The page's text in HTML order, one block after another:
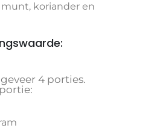
koriander en
4 porties.